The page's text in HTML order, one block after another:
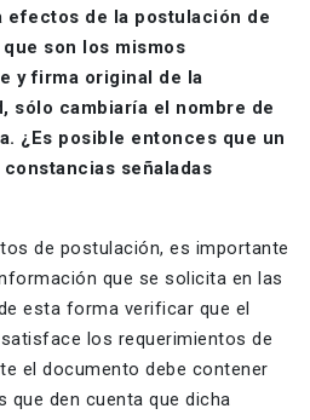
efectos de la postulación de
son los mismos
y firma original de la
sólo cambiaría el nombre de
¿Es posible entonces que un
señaladas
de postulación, es importante
que se solicita en las
esta forma verificar que el
los requerimientos de
el documento debe contener
que den cuenta que dicha